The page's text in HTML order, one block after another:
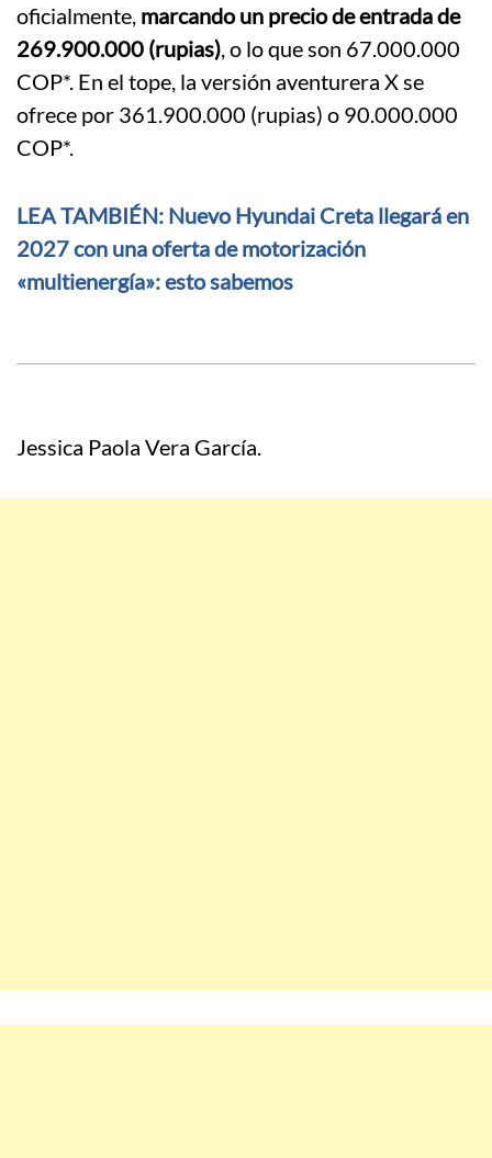
oficialmente, marcando un precio de entrada de
269.900.000 (rupias) , o lo que son 67.000.000
COP*. En el tope, la versión aventurera X se
ofrece por 361.900.000 (rupias) o 90.000.000
COP*.
LEA TAMBIÉN: Nuevo Hyundai Creta llegará en
2027 con una oferta de motorización
«multienergía»: esto sabemos
Jessica Paola Vera García.